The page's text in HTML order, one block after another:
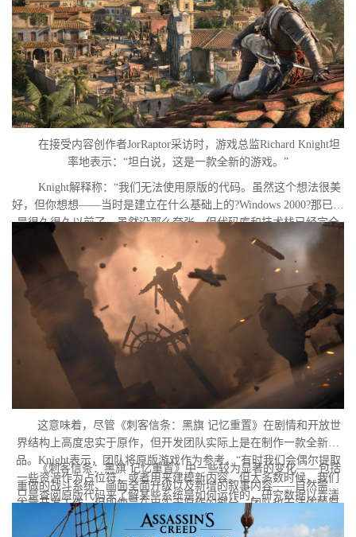
在接受内容创作者JorRaptor采访时，游戏总监Richard Knight坦
率地表示：“坦白说，这是一款全新的游戏。”
Knight解释称：“我们无法使用原版的代码。虽然这个想法很美
好，但你想想——当时是建立在什么基础上的?Windows 2000?那已经
是很久很久以前了。虽然没那么夸张，但代码库和技术栈已经完全
不一样了。”
这意味着，尽管《刺客信条：黑旗 记忆重置》在剧情和开放世
界结构上高度忠实于原作，但开发团队实际上是在制作一款全新作
品。Knight表示，团队将原版游戏作为参考，“有时我们会偶尔提取
一些资源作为占位符，或者用来建模新内容。但大多数时候，我们
只是查阅原版代码来了解某些系统是如何运作的，研究数据以弄清
楚某些功能背后的逻辑，学习其中隐藏的秘密。但本质上，我们必
须重建一切。”
《刺客信条：黑旗 记忆重置》中一些较为显著的变化——包括
重做的战斗系统、画面全面升级以及新增的叙事内容——自然需要
大量开发工作。但即使是在忠实于原作的部分，团队也无法依赖原
版的存档代码。